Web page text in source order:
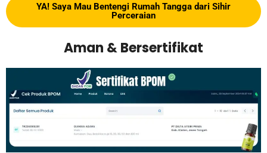
YA! Saya Mau Bentengi Rumah Tangga dari Sihir
Perceraian
Aman & Bersertifikat